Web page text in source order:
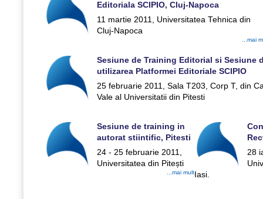
Editoriala SCIPIO, Cluj-Napoca
11 martie 2011, Universitatea Tehnica din
Cluj-Napoca
...mai
Sesiune de Training Editorial si Sesiune
utilizarea Platformei Editoriale SCIPIO
25 februarie 2011, Sala T203, Corp T, din
Vale al Universitatii din Pitesti
Sesiune de training in
autorat stiintific, Pitesti
24 - 25 februarie 2011,
Universitatea din Pitești
...mai mult
28
Iasi.